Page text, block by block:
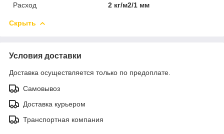
Расход
2 кг/м2/1 мм
Скрыть
Условия доставки
Доставка осуществляется только по предоплате.
Самовывоз
Доставка курьером
Транспортная компания